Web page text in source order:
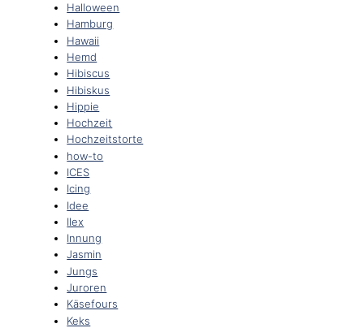
Halloween
Hamburg
Hawaii
Hemd
Hibiscus
Hibiskus
Hippie
Hochzeit
Hochzeitstorte
how-to
ICES
Icing
Idee
Ilex
Innung
Jasmin
Jungs
Juroren
Käsefours
Keks